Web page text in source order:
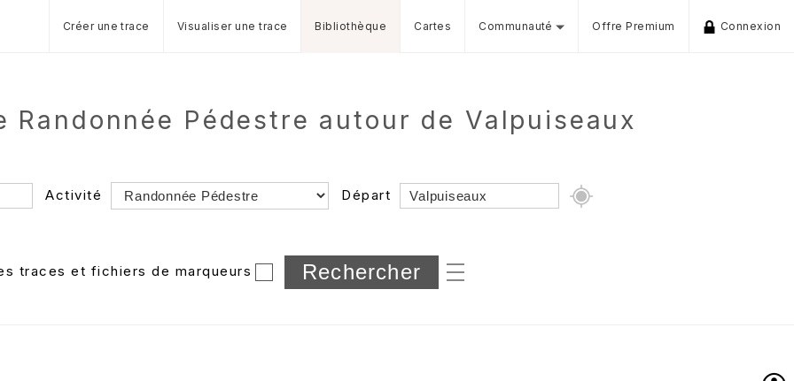
Créer une trace Visualiser une trace Bibliothèque Cartes Communauté Offre Premium Connexion
Randonnée Pédestre autour de Valpuiseaux
Activité Départ
Dossier
et sous-dossiers
traces et fichiers de marqueurs